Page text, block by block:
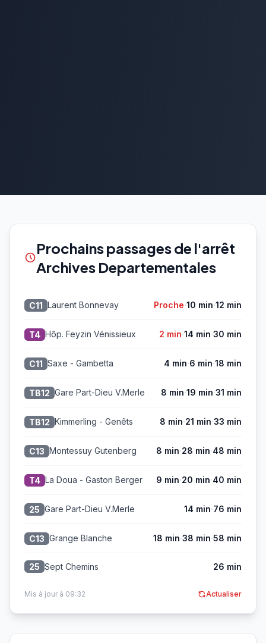
Prochains passages de l'arrêt
Archives Departementales
C11 Laurent Bonnevay Proche·10 min·12 min
T4 Hôp. Feyzin Vénissieux 2 min·14 min·30 min
C11 Saxe - Gambetta 4 min·6 min·18 min
TB12 Gare Part-Dieu V.Merle 8 min·19 min·31 min
TB12 Kimmerling - Genêts 8 min·21 min·33 min
C13 Montessuy Gutenberg 8 min·28 min·48 min
T4 La Doua - Gaston Berger 9 min·20 min·40 min
25 Gare Part-Dieu V.Merle 14 min·76 min
C13 Grange Blanche 18 min·38 min·58 min
25 Sept Chemins 26 min
Mis à jour à 09:32 Actualiser